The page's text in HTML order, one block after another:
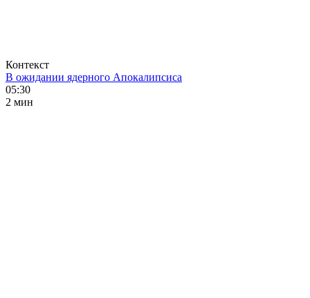
Контекст
В ожидании ядерного Апокалипсиса
05:30
2 мин